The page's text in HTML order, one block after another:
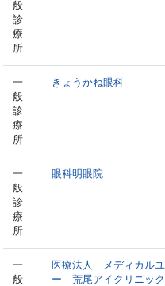
般
診
療
所
一
般
診
療
所
きょうかね眼科
一
般
診
療
所
眼科明眼院
一
般
医療法人 メディカルユ
ー 荒尾アイクリニック